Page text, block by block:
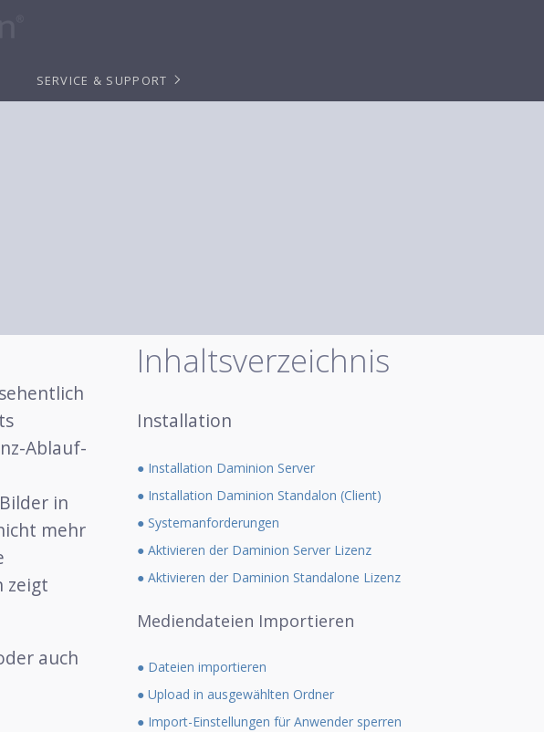
SERVICE & SUPPORT
Ablauf-
in
mehr
zeigt
auch
Inhaltsverzeichnis
Installation
● Installation Daminion Server
● Installation Daminion Standalon (Client)
● Systemanforderungen
● Aktivieren der Daminion Server Lizenz
● Aktivieren der Daminion Standalone Lizenz
Mediendateien Importieren
● Dateien importieren
● Upload in ausgewählten Ordner
● Import-Einstellungen für Anwender sperren